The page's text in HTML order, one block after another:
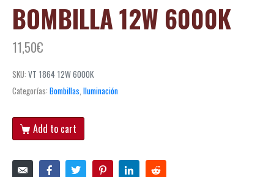
BOMBILLA 12W 6000K
11,50€
SKU: VT 1864 12W 6000K
Categorías: Bombillas Iluminación
Add to cart